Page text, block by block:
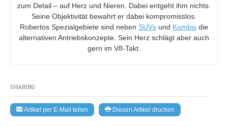
SHARING
Artikel per E-Mail teilen Diesen Artikel drucken
zum Detail – auf Herz und Nieren. Dabei entgeht ihm nichts.
Seine Objektivität bewahrt er dabei kompromisslos.
Robertos Spezialgebiete sind neben SUVs und Kombis die
alternativen Antriebskonzepte. Sein Herz schlägt aber auch
gern im V8-Takt.